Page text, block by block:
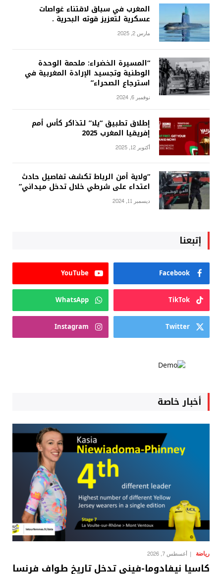
المغرب في سباق لاقتناء غواصات
عسكرية لتعزيز قوته البحرية .
مارس 2, 2025
“المسيرة الخضراء: ملحمة الوحدة
الوطنية وتجسيد الإرادة المغربية في
استرجاع الصحراء”
نوفمبر 6, 2024
إطلاق تطبيق “يلا” لتذاكر كأس أمم
إفريقيا المغرب 2025
أكتوبر 12, 2025
“ولاية أمن الرباط تكشف تفاصيل حادث
اعتداء على شرطي خلال تدخل ميداني”
ديسمبر 11, 2024
إتبعنا
Facebook
YouTube
TikTok
WhatsApp
Twitter
Instagram
أخبار خاصة
رياضة أغسطس 7, 2026
كاسيا نيفادوما-فيني تدخل تاريخ طواف فرنسا